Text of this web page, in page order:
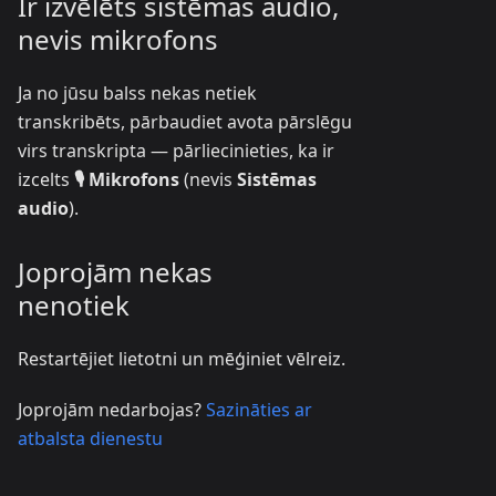
nevis mikrofons
Ja no jūsu balss nekas netiek
transkribēts, pārbaudiet avota pārslēgu
virs transkripta — pārliecinieties, ka ir
izcelts 🎙️ Mikrofons(nevis Sistēmas
audio).
Joprojām nekas
nenotiek
Restartējiet lietotni un mēģiniet vēlreiz.
Joprojām nedarbojas?Sazināties ar
atbalsta dienestu